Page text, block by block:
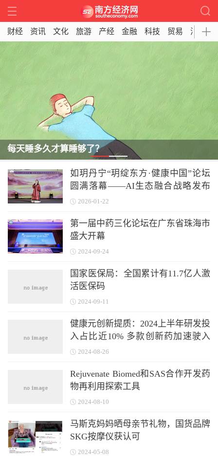
财经 资讯 文化 旅游 产经 金融 科技 贸易 消费
每天睡多久才算睡够了？
如玥丹宁“玥绽东方·健康中国”论坛
圆满落幕——AI生态融合战略发布
会暨新品发布会开启AI赋能康养新
2026-01-22
第一届中药三化论坛在广东省珠海市
盛大开幕
2024-09-24
国家医保局：全国累计有11.7亿人激
活医保码
2024-09-11
健康元创新提质：2024上半年研发投
入占比近10% 多款创新药加速驶入
快车道
2024-08-26
Rejuvenate Biomed和SAS合作开发药
物再利用探索工具
2024-08-10
马斯克妈妈晒母亲节礼物，国货品牌
SKG按摩仪获认可
2024-05-08